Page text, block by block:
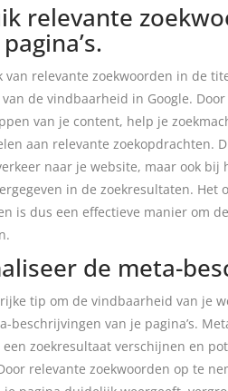
relevante
van relevante zoekwoorden in de
de vindbaarheid in Google.
van je content, help je
aan relevante zoekopdrachten.
naar je website, maar ook bij
in de zoekresultaten.
is dus een effectieve manier om
de meta-
tip om de vindbaarheid van je
beschrijvingen van je pagina’s.
zoekresultaat verschijnen en
relevante zoekwoorden op te